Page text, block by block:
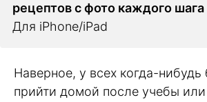
рецептов с фото каждого шага
Для iPhone/iPad
Наверное, у всех когда-
прийти домой после учебы